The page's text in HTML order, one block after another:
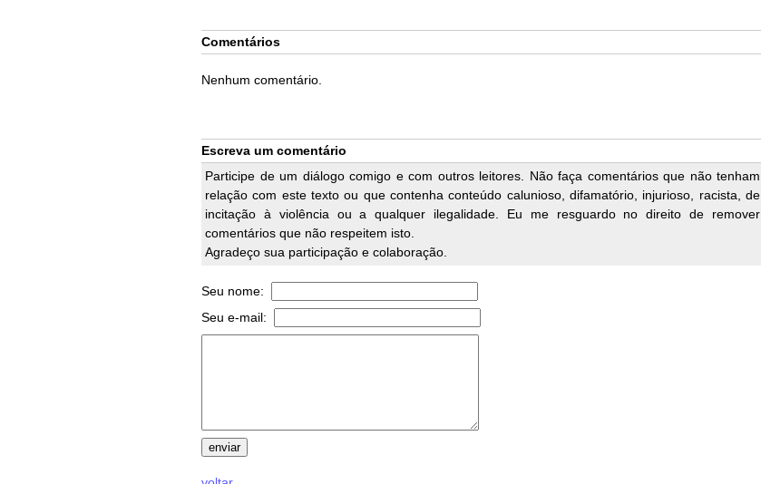
Comentários
Nenhum comentário.
Escreva um comentário
Participe de um diálogo comigo e com outros leitores. Não faça comentários que não tenham
relação com este texto ou que contenha conteúdo calunioso, difamatório, injurioso, racista, de
incitação à violência ou a qualquer ilegalidade. Eu me resguardo no direito de remover
comentários que não respeitem isto.
Agradeço sua participação e colaboração.
Seu nome:
Seu e-mail: